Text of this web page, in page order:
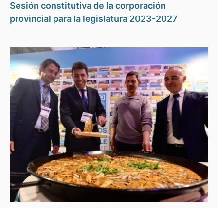
Sesión constitutiva de la corporación
provincial para la legislatura 2023-2027